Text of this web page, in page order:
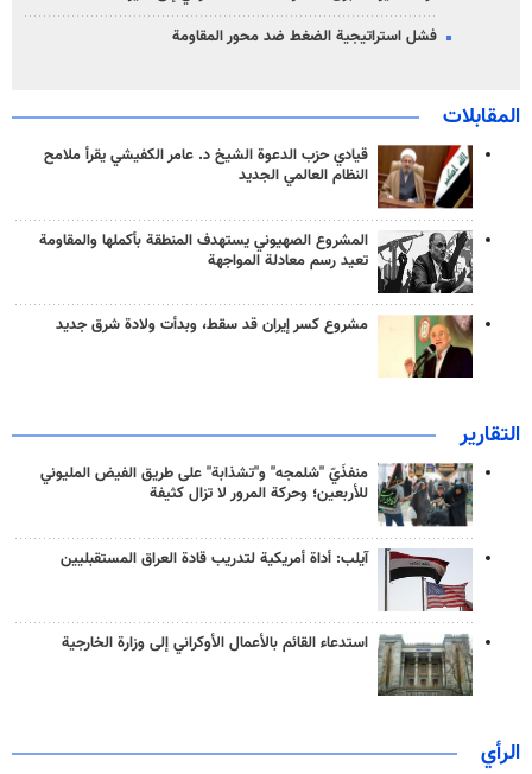
فشل استراتيجية الضغط ضد محور المقاومة
المقابلات
قيادي حزب الدعوة الشيخ د. عامر الكفيشي يقرأ ملامح
النظام العالمي الجديد
المشروع الصهيوني يستهدف المنطقة بأكملها والمقاومة
تعيد رسم معادلة المواجهة
مشروع كسر إيران قد سقط، وبدأت ولادة شرق جديد
التقارير
منفذَيّ "شلمجه" و"تشذابة" على طريق الفيض المليوني
للأربعين؛ وحركة المرور لا تزال كثيفة
آيلب: أداة أمريكية لتدريب قادة العراق المستقبليين
استدعاء القائم بالأعمال الأوكراني إلى وزارة الخارجية
الرأي